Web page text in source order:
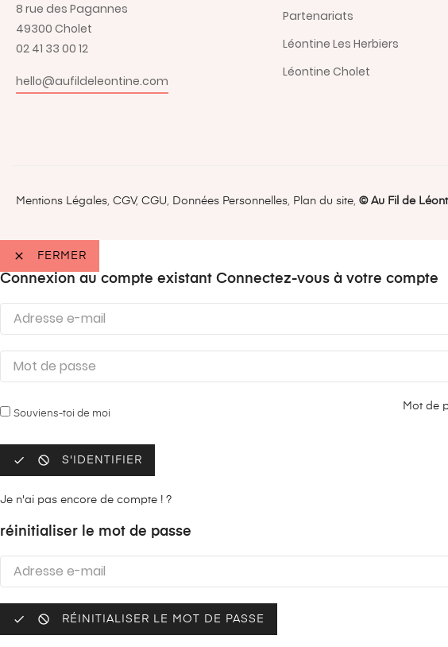
8 rue des Pagannes
49300 Cholet
02 41 33 00 12
hello@aufildeleontine.com
Partenariats
Léontine Les Herbiers
Léontine Cholet
Mentions Légales, CGV, CGU, Données Personnelles, Plan du site, ©️ Au Fil de
 FERMER
Connexion au compte existant Connectez-vous à votre compte
Souviens-toi de moi
Mot de
  S'IDENTIFIER
Je n'ai pas encore de compte ! ?
réinitialiser le mot de passe
  RÉINITIALISER LE MOT DE PASSE